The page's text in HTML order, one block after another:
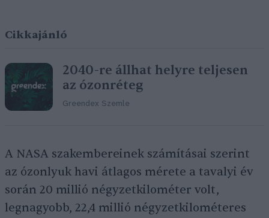
Cikkajánló
2040-re állhat helyre teljesen
az ózonréteg
Greendex Szemle
A NASA szakembereinek számításai szerint
az ózonlyuk havi átlagos mérete a tavalyi év
során 20 millió négyzetkilométer volt,
legnagyobb, 22,4 millió négyzetkilométeres